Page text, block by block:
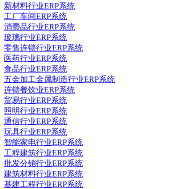
新材料行业ERP系统
工厂车间ERP系统
消费品行业ERP系统
玻璃行业ERP系统
零售连锁行业ERP系统
医药行业ERP系统
食品行业ERP系统
五金加工金属制造行业ERP系统
连锁餐饮业ERP系统
贸易行业ERP系统
照明行业ERP系统
通信行业ERP系统
玩具行业ERP系统
智能家电行业ERP系统
工程建筑行业ERP系统
批发分销行业ERP系统
建筑材料行业ERP系统
基建工程行业ERP系统